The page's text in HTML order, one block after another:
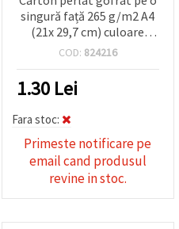
singură față 265 g/m2 A4
(21x 29,7 cm) culoare
albastru -1 bucată
COD: 824216
1.30 Lei
Fara stoc:
Primeste notificare pe
email cand produsul
revine in stoc.